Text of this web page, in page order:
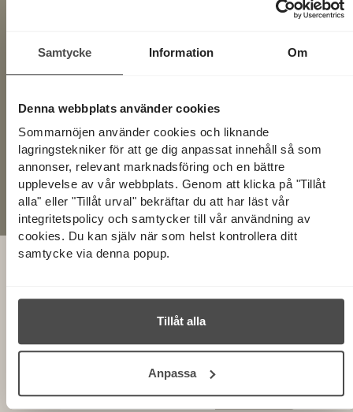
Samtycke Information Om
Denna webbplats använder cookies
Sommarnöjen använder cookies och liknande
lagringstekniker för att ge dig anpassat innehåll så som
annonser, relevant marknadsföring och en bättre
upplevelse av vår webbplats. Genom att klicka på "Tillåt
alla" eller "Tillåt urval" bekräftar du att har läst vår
integritetspolicy och samtycker till vår användning av
cookies. Du kan själv när som helst kontrollera ditt
samtycke via denna popup.
Tillåt alla
Anpassa
Våra villkorade avtal gör processen trygg.
Flexibel betalningsplan
Betala ditt hus i samma takt som det tillverkas.
Sommarnöjens ansvar
Ansvar för ditt hus i upp till 10 år.
direkt i inkorgen.